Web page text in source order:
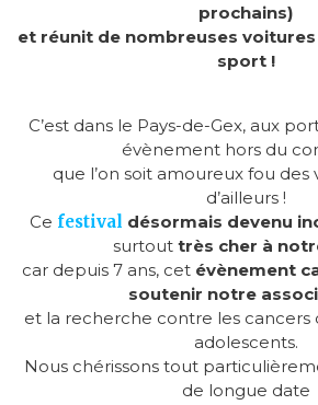
prochains)
et réunit de nombreuses
sport !
C’est dans le Pays-de-Gex, aux
évènement hors du
que l’on soit amoureux fou des
d’ailleurs !
Ce festival désormais devenu
surtout très cher à
car depuis 7 ans, cet évènement
soutenir notre
et la recherche contre les cancers
adolescents.
Nous chérissons tout
de longue date